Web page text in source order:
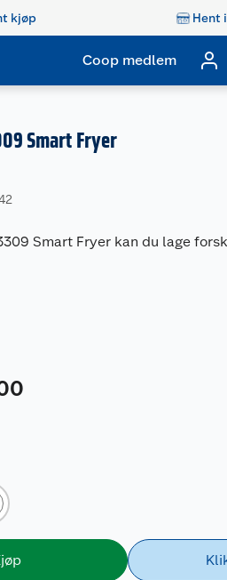
kjøp Hent
Coop medlem
Smart Fryer
Smart Fryer kan du lage